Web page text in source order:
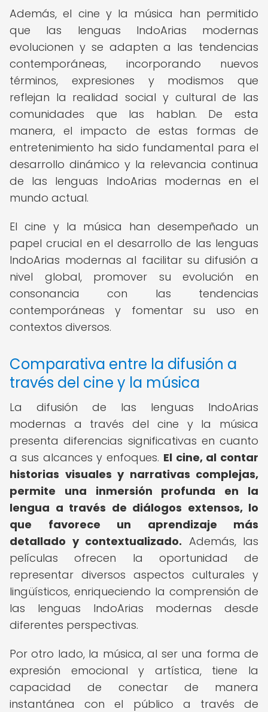
Además, el cine y la música han permitido
que las lenguas IndoArias modernas
evolucionen y se adapten a las tendencias
contemporáneas, incorporando nuevos
términos, expresiones y modismos que
reflejan la realidad social y cultural de las
comunidades que las hablan. De esta
manera, el impacto de estas formas de
entretenimiento ha sido fundamental para el
desarrollo dinámico y la relevancia continua
de las lenguas IndoArias modernas en el
mundo actual.
El cine y la música han desempeñado un
papel crucial en el desarrollo de las lenguas
IndoArias modernas al facilitar su difusión a
nivel global, promover su evolución en
consonancia con las tendencias
contemporáneas y fomentar su uso en
contextos diversos.
Comparativa entre la difusión a
través del cine y la música
La difusión de las lenguas IndoArias
modernas a través del cine y la música
presenta diferencias significativas en cuanto
a sus alcances y enfoques. El cine, al contar
historias visuales y narrativas complejas,
permite una inmersión profunda en la
lengua a través de diálogos extensos, lo
que favorece un aprendizaje más
detallado y contextualizado. Además, las
películas ofrecen la oportunidad de
representar diversos aspectos culturales y
lingüísticos, enriqueciendo la comprensión de
las lenguas IndoArias modernas desde
diferentes perspectivas.
Por otro lado, la música, al ser una forma de
expresión emocional y artística, tiene la
capacidad de conectar de manera
instantánea con el público a través de